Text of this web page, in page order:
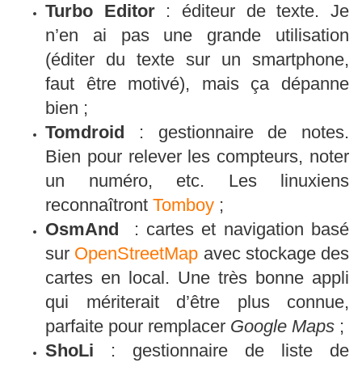
Turbo Editor: éditeur de texte. Je
n’en ai pas une grande utilisation
(éditer du texte sur un smartphone,
faut être motivé), mais ça dépanne
bien ;
Tomdroid
: gestionnaire de notes.
Bien pour relever les compteurs, noter
un numéro, etc. Les linuxiens
reconnaîtront Tomboy ;
OsmAnd
: cartes et navigation basé
sur OpenStreetMap avec stockage des
cartes en local. Une très bonne appli
qui mériterait d’être plus connue,
parfaite pour remplacer Google Maps ;
ShoLi : gestionnaire de liste de